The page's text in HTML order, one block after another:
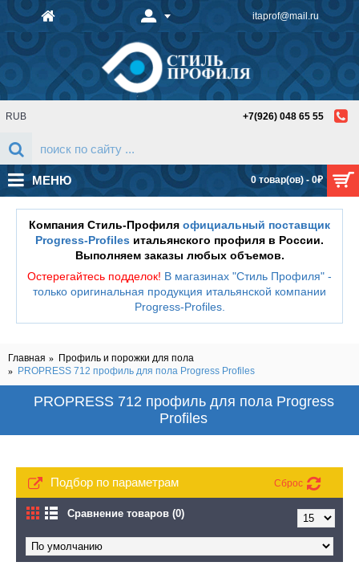
itaprof@mail.ru
0 товар(ов) - 0₽
RUB +7(926) 048 65 55
МЕНЮ
Компания Стиль-Профиля официальный поставщик
Progress-Profiles итальянского профиля в России.
Выполняем заказы любых объемов.
Остерегайтесь подделок! В магазинах "Стиль Профиля" -
только оригинальная продукция итальянской компании
Progress-Profiles.
Главная
Профиль и порожки для пола
PROPRESS 712 профиль для пола Progress Profiles
PROPRESS 712 профиль для пола Progress
Profiles
Подбор по параметрам Сброс
Сравнение товаров (0)